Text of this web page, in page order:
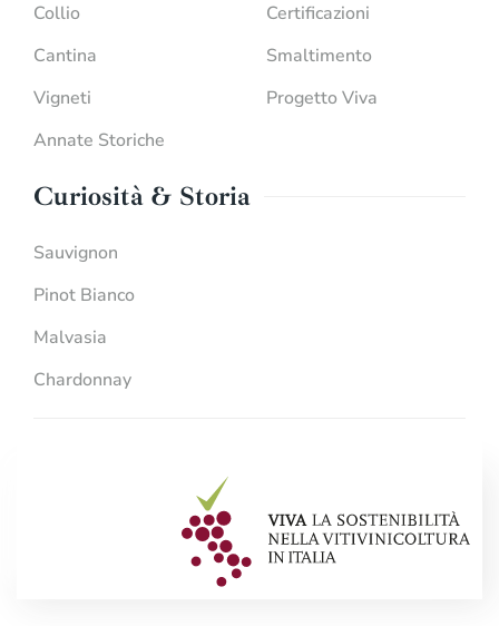
Collio
Cantina
Vigneti
Annate Storiche
Certificazioni
Smaltimento
Progetto Viva
Curiosità & Storia
Sauvignon
Pinot Bianco
Malvasia
Chardonnay